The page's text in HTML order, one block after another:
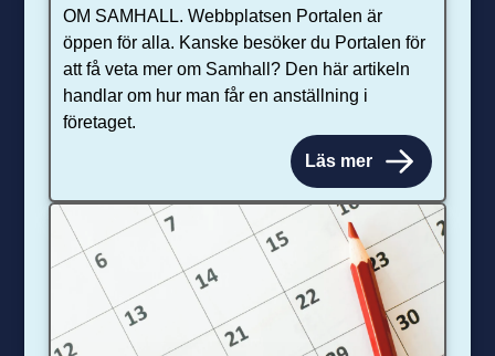
OM SAMHALL. Webbplatsen Portalen är
öppen för alla. Kanske besöker du Portalen för
att få veta mer om Samhall? Den här artikeln
handlar om hur man får en anställning i
företaget.
Läs mer